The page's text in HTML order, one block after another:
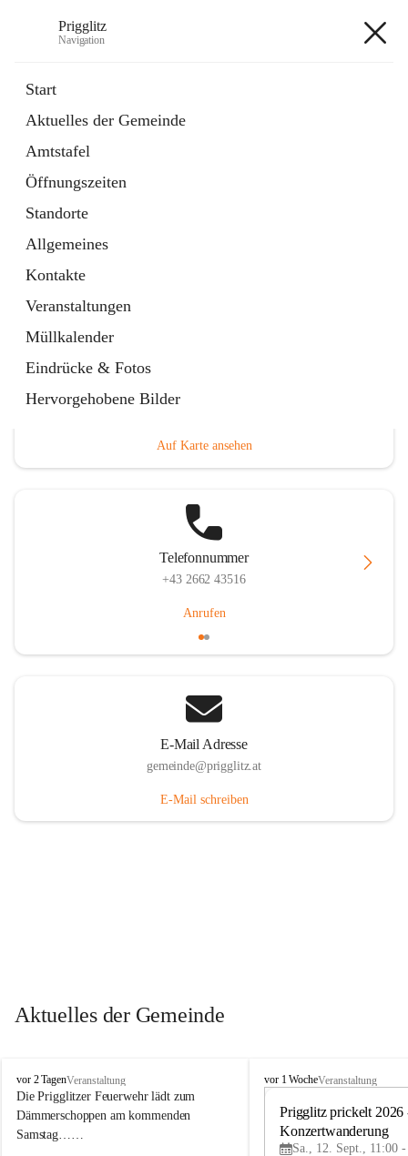
Prigglitz
Navigation
Start
Aktuelles der Gemeinde
Amtstafel
Öffnungszeiten
Standorte
Allgemeines
Kontakte
Veranstaltungen
Müllkalender
Eindrücke & Fotos
Hervorgehobene Bilder
Externe Webseite
in
Tab
Gemeindezeitung
Ordner
öffnet
in
neuem
Tab
Hauptadresse
Auf Karte ansehen
Telefonnummer
+43 2662 43516
Anrufen
E-Mail Adresse
gemeinde@prigglitz.at
E-Mail schreiben
Aktuelles der Gemeinde
P
r
i
g
vor 2 TagenVeranstaltung
Die Prigglitzer Feuerwehr lädt zum
Dämmerschoppen am kommenden
Samstag……
P
vor 1 WocheVeranstaltung
Prigglitz prickelt 2026
Konzertwanderung
Sa., 12. Sept., 11:00